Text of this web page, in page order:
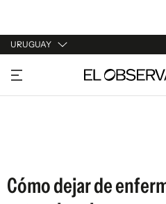
URUGUAY
URUGUAY
ARGENTINA
Cómo dejar de